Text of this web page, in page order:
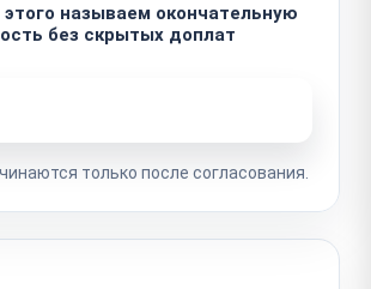
называем окончательную
без скрытых доплат
только после согласования.